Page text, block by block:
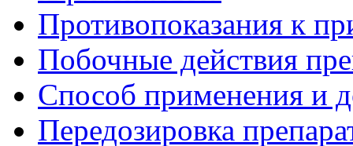
Противопоказания к
Побочные действия
Способ применения и
Передозировка